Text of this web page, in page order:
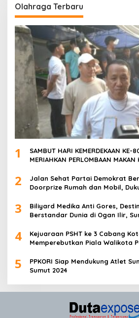
Olahraga Terbaru
1
SAMBUT HARI KEMERDEKAAN KE-
MERIAHKAN PERLOMBAAN MAKAN
2
Jalan Sehat Partai Demokrat
Doorprize Rumah dan Mobil,
3
Biliyard Medika Anti Gores,
Berstandar Dunia di Ogan Ilir,
4
Kejuaraan PSHT ke 3 Cabang
Memperebutkan Piala Walikota
5
PPKORI Siap Mendukung Atlet
Sumut 2024